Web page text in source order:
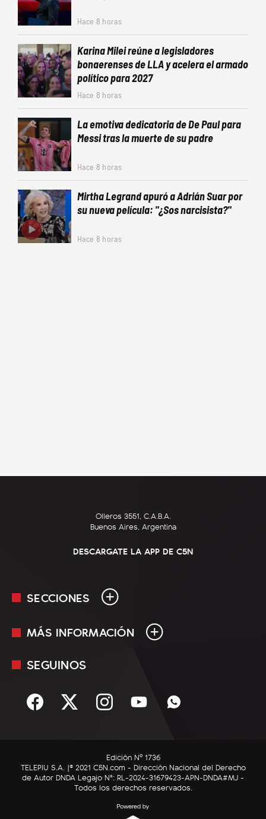
Hace 8 horas
Karina Milei reúne a legisladores
bonaerenses de LLA y acelera el armado
político para 2027
Hace 8 horas
La emotiva dedicatoria de De Paul para
Messi tras la muerte de su padre
Hace 8 horas
Mirtha Legrand apuró a Adrián Suar por
su nueva película: "¿Sos narcisista?"
Hace 8 horas
Olleros 3551, C.A.B.A.
Buenos Aires, Argentina
DESCARGATE LA APP DE C5N
SECCIONES
En Vivo
Sociedad
C5N Autos
RatingCero
MÁS INFORMACIÓN
Mediakit
Términos y condiciones
SEGUINOS
Edición Nº 1736
TELEPIU S.A. |© 2021 C5N.com - Dirección Nacional del Derecho
de Autor DNDA Legajo N°: RL-2024-31679423-APN-DNDA#MJ -
Todos los derechos reservados.